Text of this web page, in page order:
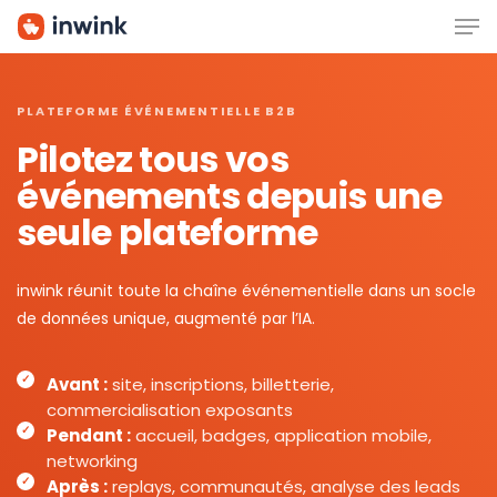
Skip
PLATEFORME ÉVÉNEMENTIELLE B2B
Pilotez tous vos
événements depuis une
seule plateforme
inwink réunit toute la chaîne événementielle dans un socle
de données unique, augmenté par l’IA.
Avant :site, inscriptions, billetterie,
commercialisation exposants
Pendant :accueil, badges, application mobile,
networking
Après :replays, communautés, analyse des leads